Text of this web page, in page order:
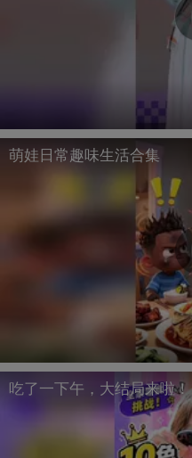
萌娃日常趣味生活合集
吃了一下午，大结局来啦！